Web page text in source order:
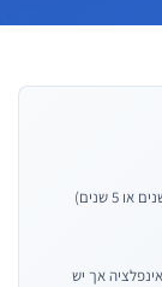
הריבית מתעדכנת בתדירות קבועה מראש (כל שנה, 3 שנים או 5 שנים)
אך יש